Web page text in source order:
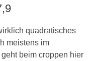
quadratisches
meistens im
beim croppen hier